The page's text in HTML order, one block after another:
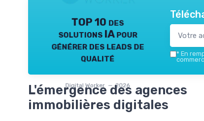
TOP 10 des
solutions IA pour
générer des leads de
qualité
Digital Worker — 2026
* En
L'émergence des agences
immobilières digitales